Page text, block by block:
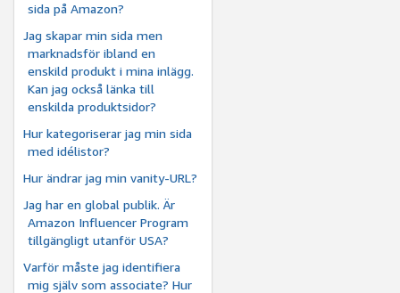
sida på Amazon?
Jag skapar min sida men
marknadsför ibland en
enskild produkt i mina inlägg.
Kan jag också länka till
enskilda produktsidor?
Hur kategoriserar jag min sida
med idélistor?
Hur ändrar jag min vanity-URL?
Jag har en global publik. Är
Amazon Influencer Program
tillgängligt utanför USA?
Varför måste jag identifiera
mig själv som associate? Hur